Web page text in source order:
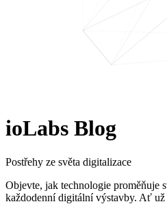
ioLabs Blog
Postřehy ze světa digitalizace
Objevte, jak technologie proměňuje
každodenní digitální výstavby. Ať už